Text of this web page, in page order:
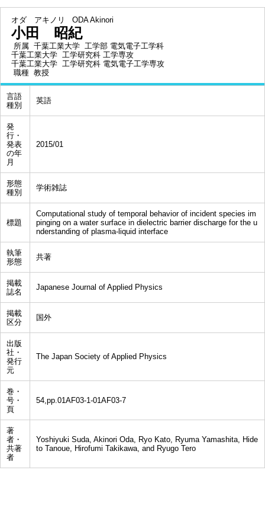
オダ アキノリ ODA Akinori
小田 昭紀
所属 千葉工業大学 工学部 電気電子工学科
千葉工業大学 工学研究科 工学専攻
千葉工業大学 工学研究科 電気電子工学専攻
職種 教授
言語
種別
英語
発
行・
発表
の年
月
2015/01
形態
種別
学術雑誌
標題
Computational study of temporal behavior of incident species im
pinging on a water surface in dielectric barrier discharge for the u
nderstanding of plasma-liquid interface
執筆
形態
共著
掲載
誌名
Japanese Journal of Applied Physics
掲載
区分
国外
出版
社・
発行
元
The Japan Society of Applied Physics
巻・
号・
頁
54,pp.01AF03-1-01AF03-7
著
者・
共著
者
Yoshiyuki Suda, Akinori Oda, Ryo Kato, Ryuma Yamashita, Hide
to Tanoue, Hirofumi Takikawa, and Ryugo Tero